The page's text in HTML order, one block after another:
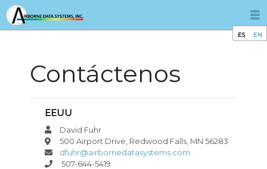
ES EN
Contáctenos
EEUU
David Fuhr
500 Airport Drive, Redwood Falls, MN 56283
dfuhr@airbornedatasystems.com
507-644-5419